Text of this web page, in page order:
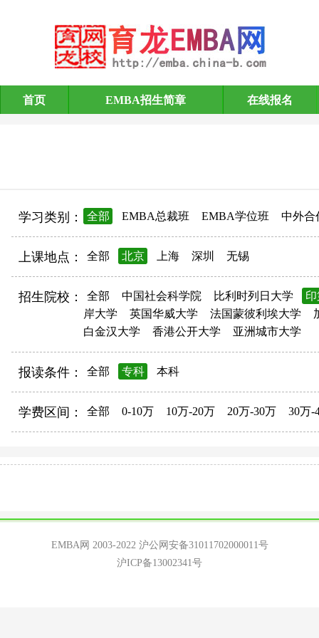
EMBA招生简章
首页 EMBA招生简章 在线报名
学习类别： 全部 EMBA总裁班 EMBA学位班 中外合
上课地点： 全部 北京 上海 深圳 无锡
招生院校： 全部 中国社会科学院 比利时列日大学
岸大学
英国华威大学 法国蒙彼利埃大学
白金汉大学
香港公开大学 亚洲城市大学
报读条件： 全部 专科 本科
学费区间： 全部 0-10万 10万-20万 20万-30万 30万-
EMBA网 2003-2022 沪公网安备31011702000011号
沪ICP备13002341号